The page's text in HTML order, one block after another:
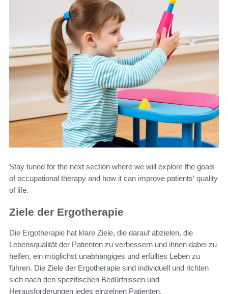
Stay tuned for the next section where we will explore the goals
of occupational therapy and how it can improve patients‘ quality
of life.
Ziele der Ergotherapie
Die Ergotherapie hat klare Ziele, die darauf abzielen, die
Lebensqualität der Patienten zu verbessern und ihnen dabei zu
helfen, ein möglichst unabhängiges und erfülltes Leben zu
führen. Die Ziele der Ergotherapie sind individuell und richten
sich nach den spezifischen Bedürfnissen und
Herausforderungen jedes einzelnen Patienten.